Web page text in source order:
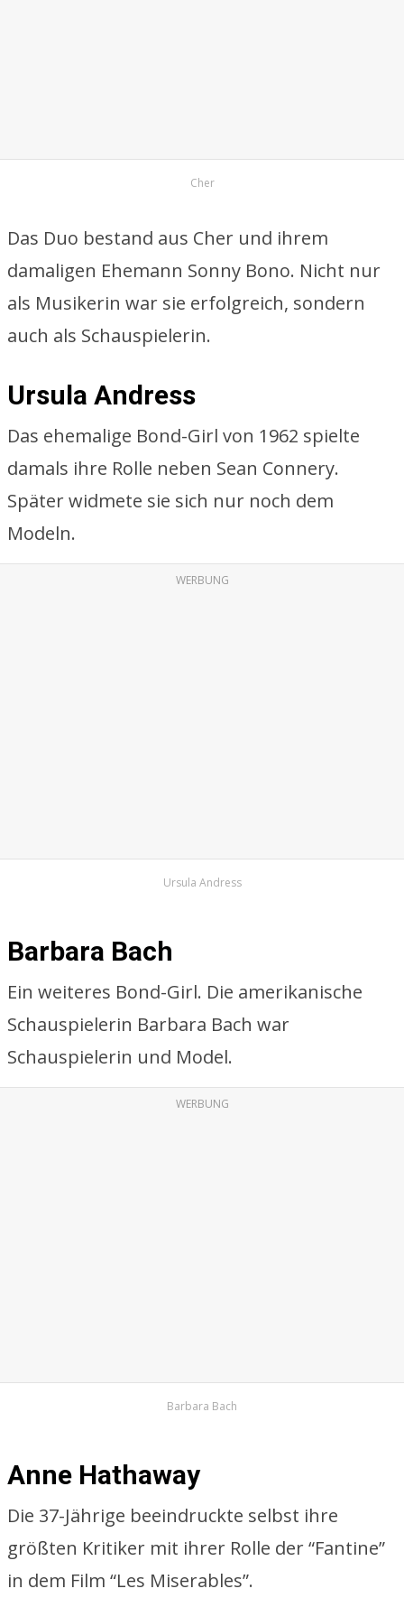
Cher
Das Duo bestand aus Cher und ihrem
damaligen Ehemann Sonny Bono. Nicht nur
als Musikerin war sie erfolgreich, sondern
auch als Schauspielerin.
Ursula Andress
Das ehemalige Bond-Girl von 1962 spielte
damals ihre Rolle neben Sean Connery.
Später widmete sie sich nur noch dem
Modeln.
WERBUNG
Ursula Andress
Barbara Bach
Ein weiteres Bond-Girl. Die amerikanische
Schauspielerin Barbara Bach war
Schauspielerin und Model.
WERBUNG
Barbara Bach
Anne Hathaway
Die 37-Jährige beeindruckte selbst ihre
größten Kritiker mit ihrer Rolle der “Fantine”
in dem Film “Les Miserables”.